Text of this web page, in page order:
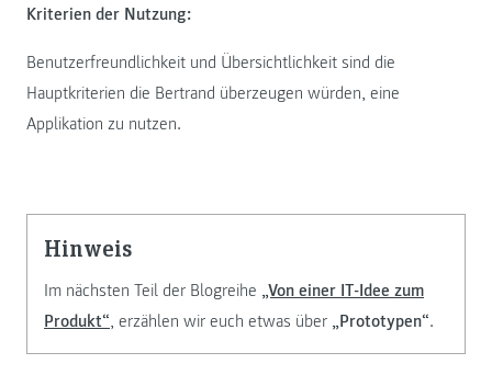
Kriterien der Nutzung:
Benutzerfreundlichkeit und Übersichtlichkeit sind die
Hauptkriterien die Bertrand überzeugen würden, eine
Applikation zu nutzen.
Hinweis
Im nächsten Teil der Blogreihe „Von einer IT-Idee zum
Produkt“, erzählen wir euch etwas über „Prototypen“.